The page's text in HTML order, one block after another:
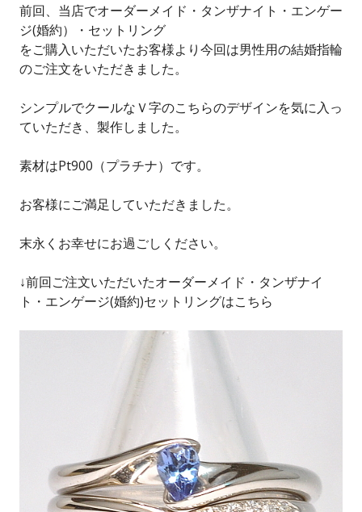
前回、当店でオーダーメイド・タンザナイト・エンゲー
ジ(婚約）・セットリング
をご購入いただいたお客様より今回は男性用の結婚指輪
のご注文をいただきました。
シンプルでクールなＶ字のこちらのデザインを気に入っ
ていただき、製作しました。
素材はPt900（プラチナ）です。
お客様にご満足していただきました。
末永くお幸せにお過ごしください。
↓前回ご注文いただいたオーダーメイド・タンザナイ
ト・エンゲージ(婚約)セットリングはこちら